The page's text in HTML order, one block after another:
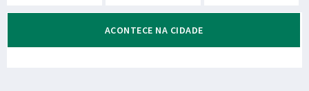
ACONTECE NA CIDADE